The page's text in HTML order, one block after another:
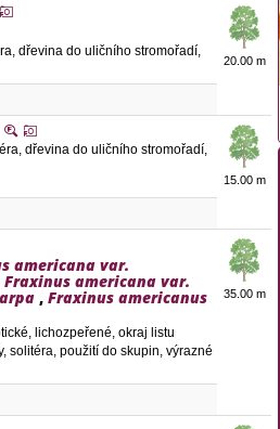
dřevina do uličního stromořadí,
20.00 m
dřevina do uličního stromořadí,
15.00 m
americana var.
Fraxinus americana var.
,Fraxinus americanus
lichozpeřené, okraj listu
solitéra, použití do skupin, výrazné
35.00 m